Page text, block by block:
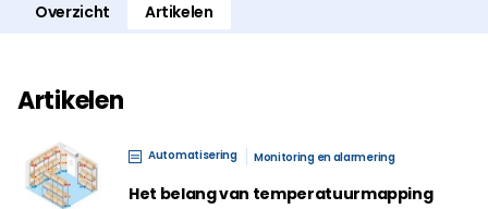
Overzicht Artikelen
Artikelen
Automatisering Monitoring en alarmering
Het belang van temperatuurmapping